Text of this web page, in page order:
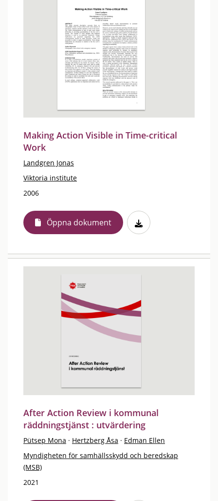
Making Action Visible in Time-critical
Work
Landgren Jonas
Viktoria institute
2006
Öppna dokument
After Action Review i kommunal
räddningstjänst : utvärdering
Pütsep Mona · Hertzberg Åsa · Edman Ellen
Myndigheten för samhällsskydd och beredskap
(MSB)
2021